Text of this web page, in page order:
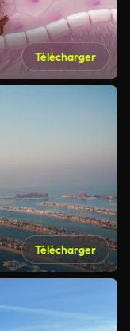
Télécharger
Télécharger